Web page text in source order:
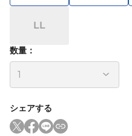
LL
数量：
シェアする